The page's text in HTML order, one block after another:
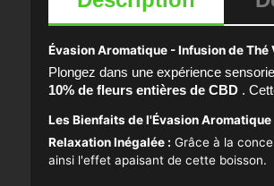
Évasion Aromatique - Infusion de Thé
Plongez dans une expérience
10% de fleurs entières de CBD.
Les Bienfaits de l'Évasion Aromatique
Relaxation Inégalée : Grâce à la
ainsi l'effet apaisant de cette boisson.